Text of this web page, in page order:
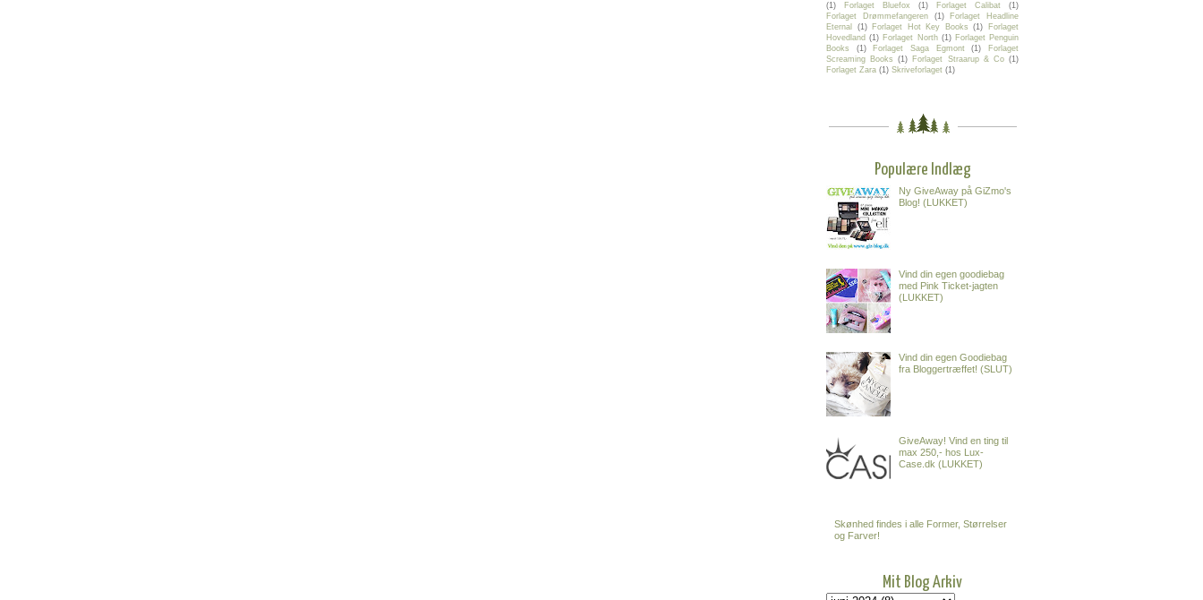
(1)
Forlaget Bluefox (1) Forlaget Calibat
(1)
Forlaget Drømmefangeren
(1)
Forlaget Headline
Eternal
(1) Forlaget Hot Key Books (1)
Forlaget
Hovedland (1) Forlaget North (1) Forlaget Penguin
Books
(1) Forlaget Saga Egmont (1)
Forlaget
Screaming Books
(1) Forlaget Straarup & Co (1)
Forlaget Zara (1) Skriveforlaget (1)
Populære Indlæg
Ny GiveAway på GiZmo's
Blog! (LUKKET)
Vind din egen goodiebag
med Pink Ticket-jagten
(LUKKET)
Vind din egen Goodiebag
fra Bloggertræffet! (SLUT)
GiveAway! Vind en ting til
max 250,- hos Lux-
Case.dk (LUKKET)
Skønhed findes i alle Former, Størrelser
og Farver!
Mit Blog Arkiv